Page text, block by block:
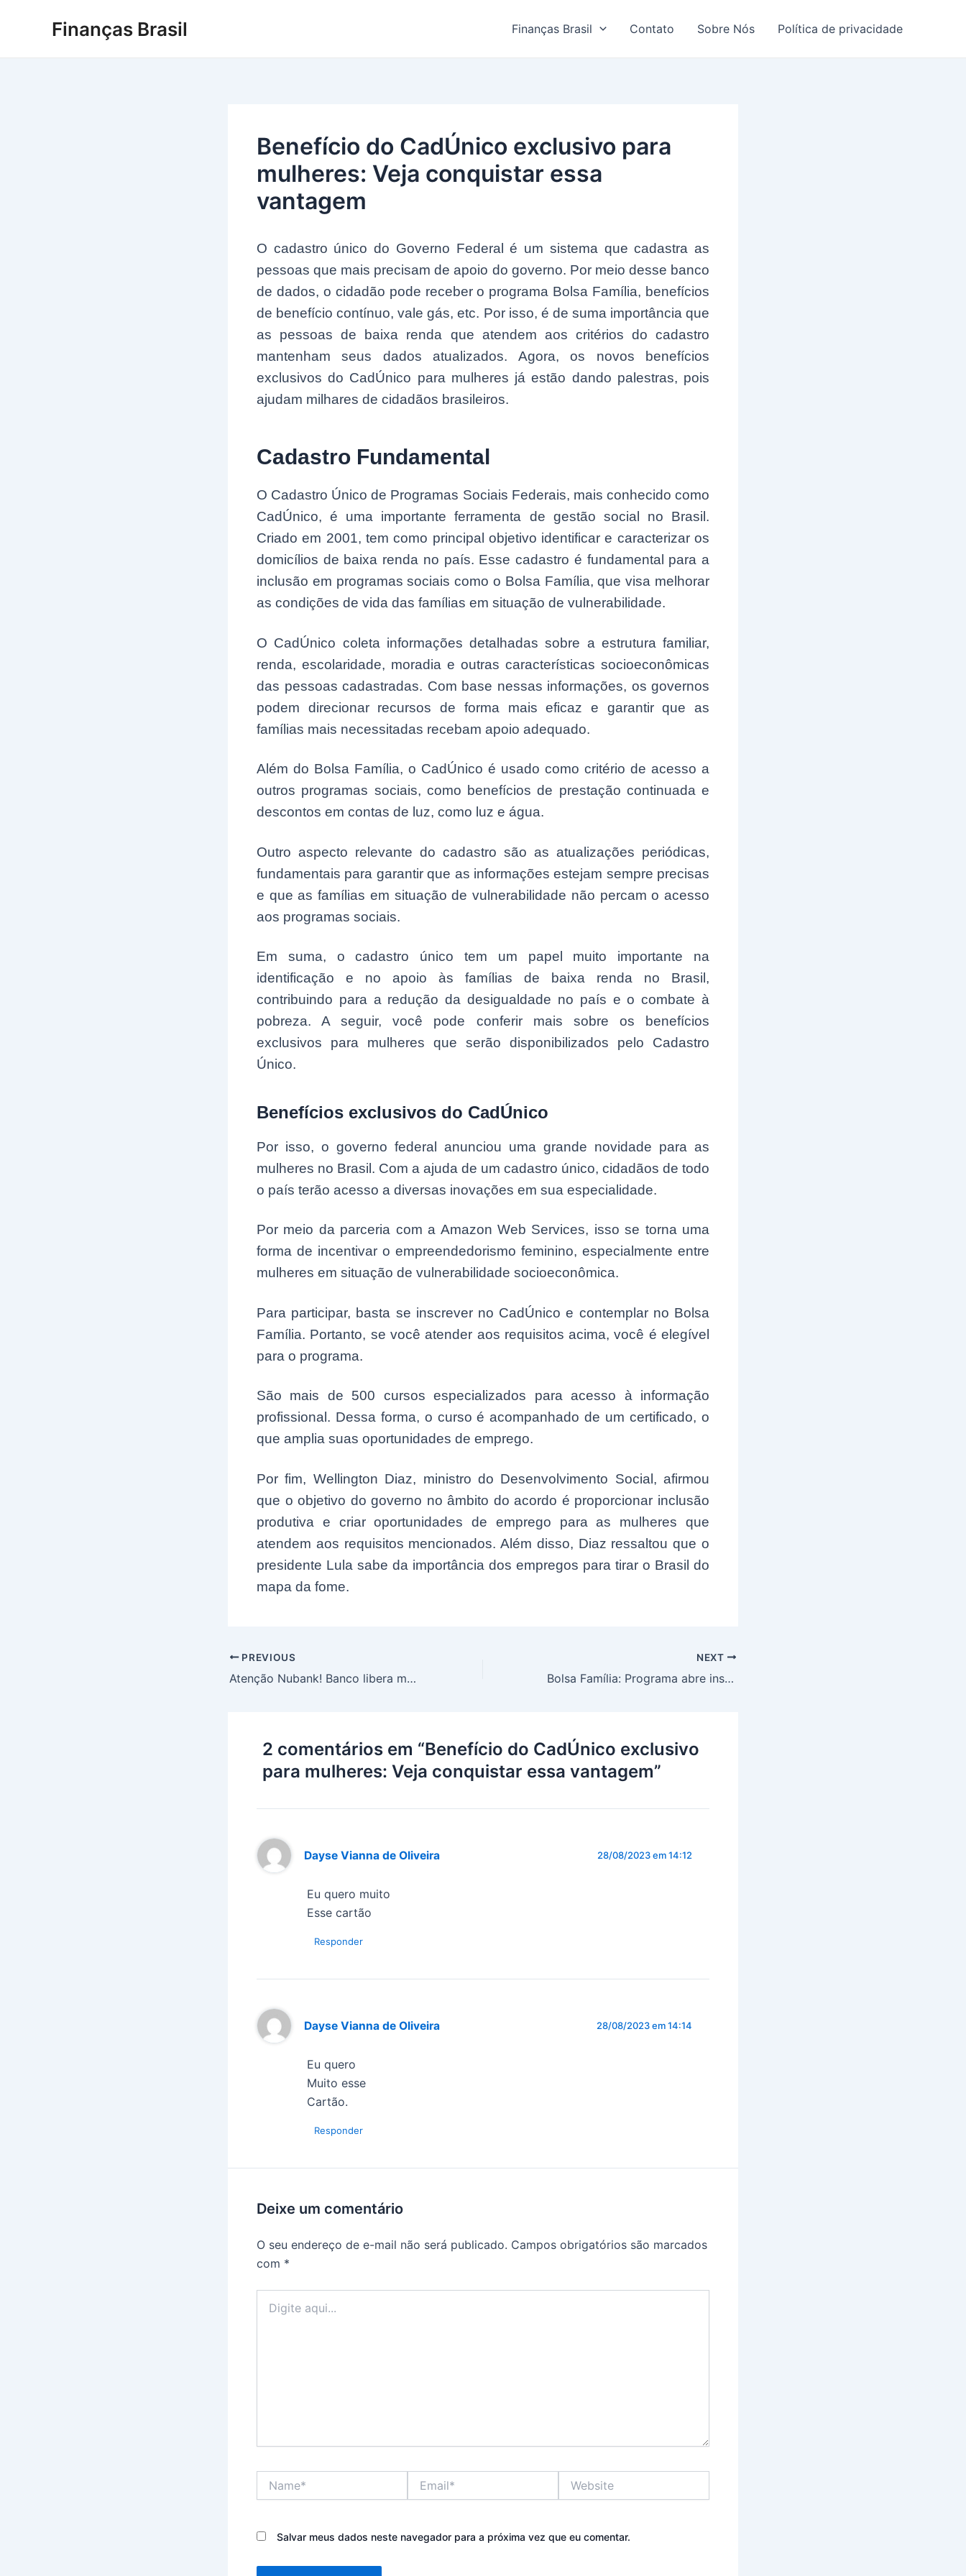
Finanças Brasil Finanças Brasil Contato Sobre Nós Política de privacidade
Benefício do CadÚnico exclusivo para
mulheres: Veja conquistar essa
vantagem
O cadastro único do Governo Federal é um sistema que cadastra as
pessoas que mais precisam de apoio do governo. Por meio desse banco
de dados, o cidadão pode receber o programa Bolsa Família, benefícios
de benefício contínuo, vale gás, etc. Por isso, é de suma importância que
as pessoas de baixa renda que atendem aos critérios do cadastro
mantenham seus dados atualizados. Agora, os novos benefícios
exclusivos do CadÚnico para mulheres já estão dando palestras, pois
ajudam milhares de cidadãos brasileiros.
Cadastro Fundamental
O Cadastro Único de Programas Sociais Federais, mais conhecido como
CadÚnico, é uma importante ferramenta de gestão social no Brasil.
Criado em 2001, tem como principal objetivo identificar e caracterizar os
domicílios de baixa renda no país. Esse cadastro é fundamental para a
inclusão em programas sociais como o Bolsa Família, que visa melhorar
as condições de vida das famílias em situação de vulnerabilidade.
O CadÚnico coleta informações detalhadas sobre a estrutura familiar,
renda, escolaridade, moradia e outras características socioeconômicas
das pessoas cadastradas. Com base nessas informações, os governos
podem direcionar recursos de forma mais eficaz e garantir que as
famílias mais necessitadas recebam apoio adequado.
Além do Bolsa Família, o CadÚnico é usado como critério de acesso a
outros programas sociais, como benefícios de prestação continuada e
descontos em contas de luz, como luz e água.
Outro aspecto relevante do cadastro são as atualizações periódicas,
fundamentais para garantir que as informações estejam sempre precisas
e que as famílias em situação de vulnerabilidade não percam o acesso
aos programas sociais.
Em suma, o cadastro único tem um papel muito importante na
identificação e no apoio às famílias de baixa renda no Brasil,
contribuindo para a redução da desigualdade no país e o combate à
pobreza. A seguir, você pode conferir mais sobre os benefícios
exclusivos para mulheres que serão disponibilizados pelo Cadastro
Único.
Benefícios exclusivos do CadÚnico
Por isso, o governo federal anunciou uma grande novidade para as
mulheres no Brasil. Com a ajuda de um cadastro único, cidadãos de todo
o país terão acesso a diversas inovações em sua especialidade.
Por meio da parceria com a Amazon Web Services, isso se torna uma
forma de incentivar o empreendedorismo feminino, especialmente entre
mulheres em situação de vulnerabilidade socioeconômica.
Para participar, basta se inscrever no CadÚnico e contemplar no Bolsa
Família. Portanto, se você atender aos requisitos acima, você é elegível
para o programa.
São mais de 500 cursos especializados para acesso à informação
profissional. Dessa forma, o curso é acompanhado de um certificado, o
que amplia suas oportunidades de emprego.
Por fim, Wellington Diaz, ministro do Desenvolvimento Social, afirmou
que o objetivo do governo no âmbito do acordo é proporcionar inclusão
produtiva e criar oportunidades de emprego para as mulheres que
atendem aos requisitos mencionados. Além disso, Diaz ressaltou que o
presidente Lula sabe da importância dos empregos para tirar o Brasil do
mapa da fome.
Post
navigation
PREVIOUS
Atenção Nubank! Banco libera mega desconto de 50% para seus clientes; Saiba como aproveitar as vantagens
NEXT
Bolsa Família: Programa abre inscrições para o mês de Setembro. Veja o que precisa para se inscrever
2 comentários em “Benefício do CadÚnico exclusivo
para mulheres: Veja conquistar essa vantagem”
Dayse Vianna de Oliveira 28/08/2023 em 14:12
Eu quero muito
Esse cartão
Responder
Dayse Vianna de Oliveira 28/08/2023 em 14:14
Eu quero
Muito esse
Cartão.
Responder
Deixe um comentário
O seu endereço de e-mail não será publicado. Campos obrigatórios são marcados
com *
aqui...
Salvar meus dados neste navegador para a próxima vez que eu comentar.